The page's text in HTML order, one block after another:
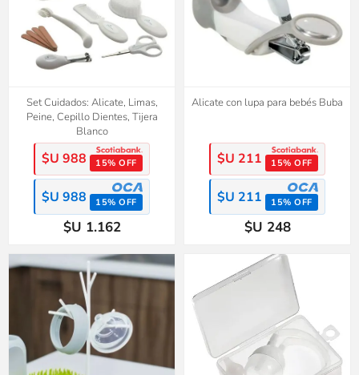
Set Cuidados: Alicate, Limas,
Peine, Cepillo Dientes, Tijera
Blanco
$U 988 15% OFF
$U 988 15% OFF
$U 1.162
Alicate con lupa para bebés Buba
$U 211 15% OFF
$U 211 15% OFF
$U 248